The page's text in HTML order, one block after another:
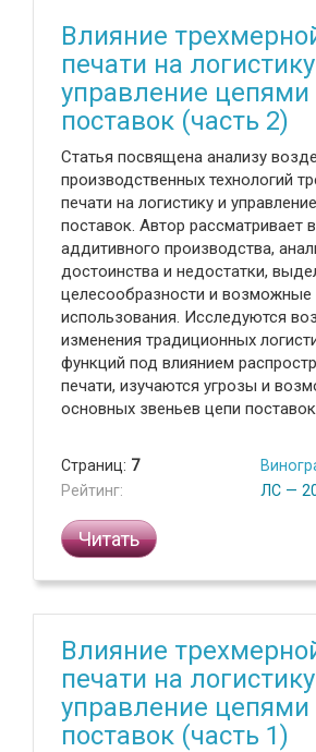
Влияние
печати на
управление цепями
поставок (часть 2)
Статья посвящена анализу
производственных технологий
печати на логистику и
поставок. Автор рассматривает
аддитивного производства,
достоинства и недостатки,
целесообразности и
использования. Исследуются
изменения традиционных
функций под влиянием
печати, изучаются угрозы и
основных звеньев цепи
Страниц: 7
Рейтинг:
ЛС —
Читать
Влияние
печати на
управление цепями
поставок (часть 1)